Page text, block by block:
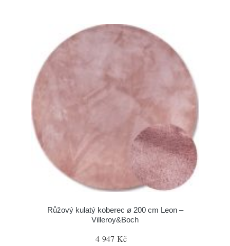
Růžový kulatý koberec ø 200 cm Leon –
Villeroy&Boch
4 947 Kč